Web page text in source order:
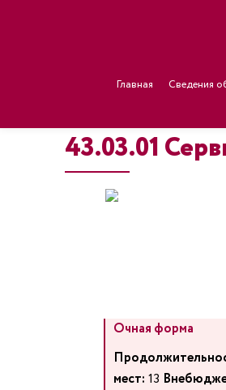
Главная Сведения
43.03.01
Очная форма
мест: 13